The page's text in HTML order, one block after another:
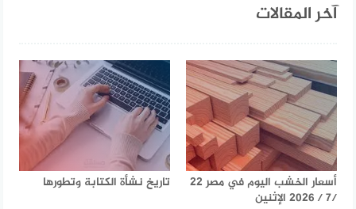
آخر المقالات
أسعار الخشب اليوم في مصر 22
/7 / 2026 الإثنين
تاريخ نشأة الكتابة وتطورها